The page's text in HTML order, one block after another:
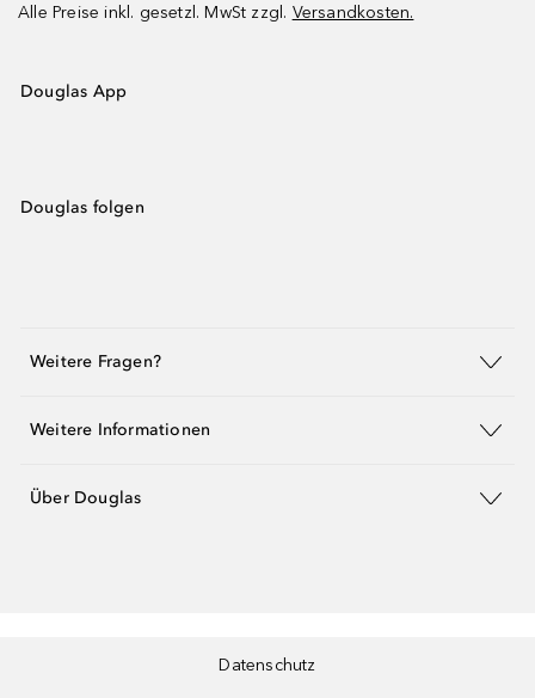
Alle Preise inkl. gesetzl. MwSt zzgl. Versandkosten.
Douglas App
Douglas folgen
Weitere Fragen?
Weitere Informationen
Über Douglas
Datenschutz